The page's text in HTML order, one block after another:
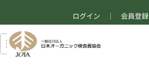
ログイン ｜ 会員登録